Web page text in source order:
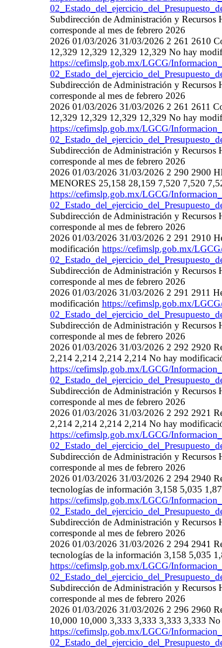
Subdirección de Administración y Recursos
corresponde al mes de febrero 2026
2026 01/03/2026 31/03/2026 2 261 2610
12,329 12,329 12,329 12,329 No hay
https://cefimslp.gob.mx/LGCG/
Subdirección de Administración y Recursos
corresponde al mes de febrero 2026
2026 01/03/2026 31/03/2026 2 261 2611
12,329 12,329 12,329 12,329 No hay
https://cefimslp.gob.mx/LGCG/
Subdirección de Administración y Recursos
corresponde al mes de febrero 2026
2026 01/03/2026 31/03/2026 2 290 2900
MENORES 25,158 28,159 7,520 7,520
https://cefimslp.gob.mx/LGCG/
Subdirección de Administración y Recursos
corresponde al mes de febrero 2026
2026 01/03/2026 31/03/2026 2 291 2910
modificación https://cefimslp.gob.mx/
Subdirección de Administración y Recursos
corresponde al mes de febrero 2026
2026 01/03/2026 31/03/2026 2 291 2911
modificación https://cefimslp.gob.mx/
Subdirección de Administración y Recursos
corresponde al mes de febrero 2026
2026 01/03/2026 31/03/2026 2 292 2920
2,214 2,214 2,214 2,214 No hay
https://cefimslp.gob.mx/LGCG/
Subdirección de Administración y Recursos
corresponde al mes de febrero 2026
2026 01/03/2026 31/03/2026 2 292 2921
2,214 2,214 2,214 2,214 No hay
https://cefimslp.gob.mx/LGCG/
Subdirección de Administración y Recursos
corresponde al mes de febrero 2026
2026 01/03/2026 31/03/2026 2 294 2940
tecnologías de información 3,158 5,035
https://cefimslp.gob.mx/LGCG/
Subdirección de Administración y Recursos
corresponde al mes de febrero 2026
2026 01/03/2026 31/03/2026 2 294 2941
tecnologías de la información 3,158 5,035
https://cefimslp.gob.mx/LGCG/
Subdirección de Administración y Recursos
corresponde al mes de febrero 2026
2026 01/03/2026 31/03/2026 2 296 2960
10,000 10,000 3,333 3,333 3,333 3,333
https://cefimslp.gob.mx/LGCG/